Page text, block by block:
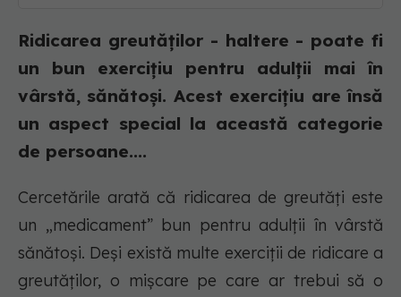
Ridicarea greutăților - haltere - poate fi
un bun exercițiu pentru adulții mai în
vârstă, sănătoși. Acest exercițiu are însă
un aspect special la această categorie
de persoane....
Cercetările arată că ridicarea de greutăți este
un „medicament” bun pentru adulții în vârstă
sănătoși. Deși există multe exerciții de ridicare a
greutăților, o mișcare pe care ar trebui să o